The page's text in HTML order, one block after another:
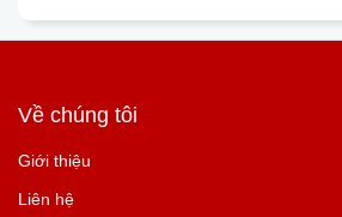
Về chúng tôi
Giới thiệu
Liên hệ